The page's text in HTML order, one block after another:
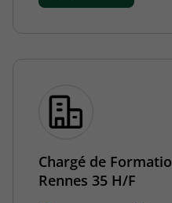
Chargé de
Rennes 35 H/F